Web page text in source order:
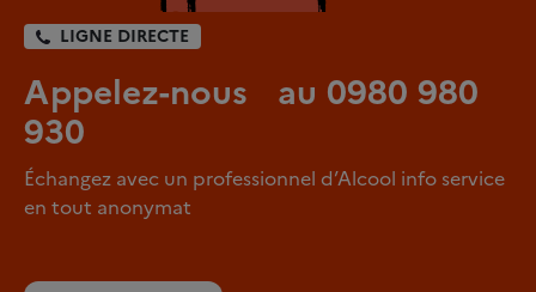
LIGNE DIRECTE
Appelez-nous au 0980 980
930
Échangez avec un professionnel d’Alcool info service
en tout anonymat